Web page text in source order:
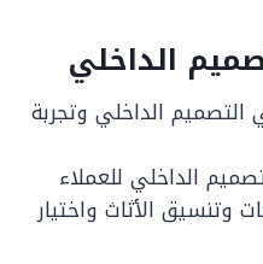
الداخلي
الداخلي وتجربة
الداخلي للعملاء
وتنسيق الأثاث واختيار